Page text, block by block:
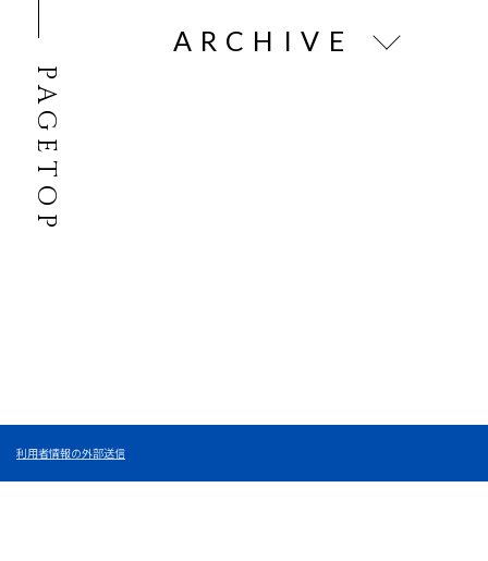
ARCHIVE
PAGETOP
利用者情報の外部送信